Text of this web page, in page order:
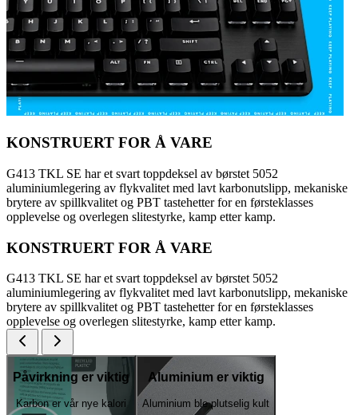
KONSTRUERT FOR Å VARE
G413 TKL SE har et svart toppdeksel av børstet 5052
aluminiumlegering av flykvalitet med lavt karbonutslipp, mekaniske
brytere av spillkvalitet og PBT tastehetter for en førsteklasses
opplevelse og overlegen slitestyrke, kamp etter kamp.
KONSTRUERT FOR Å VARE
G413 TKL SE har et svart toppdeksel av børstet 5052
aluminiumlegering av flykvalitet med lavt karbonutslipp, mekaniske
brytere av spillkvalitet og PBT tastehetter for en førsteklasses
opplevelse og overlegen slitestyrke, kamp etter kamp.
Påvirkning er viktig
Karbon er vår nye kalori
Aluminium er viktig
Aluminium ble plutselig kult